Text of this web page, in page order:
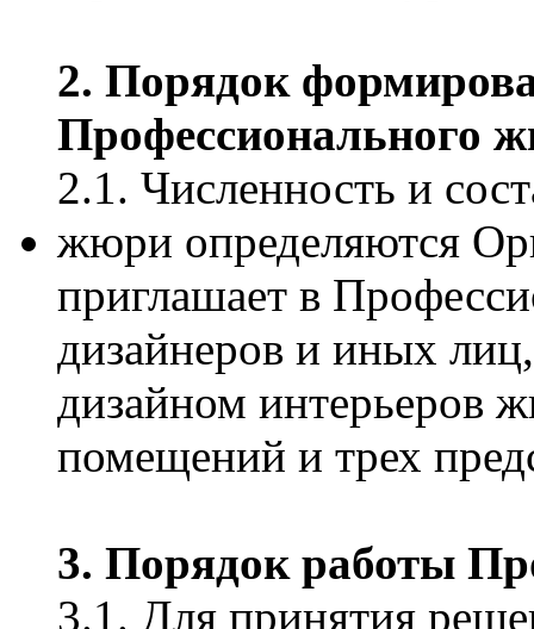
2. Порядок
Профессионального
2.1. Численность и
жюри определяются
приглашает в
дизайнеров и иных
дизайном интерьеров
помещений и трех
3. Порядок работы
3.1. Для принятия